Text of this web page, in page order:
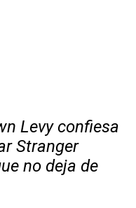
Levy confiesa
Stranger
no deja de